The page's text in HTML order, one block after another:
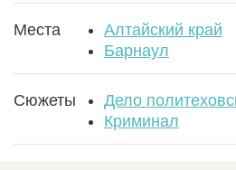
Места
Алтайский край
Барнаул
Сюжеты
Дело
Криминал